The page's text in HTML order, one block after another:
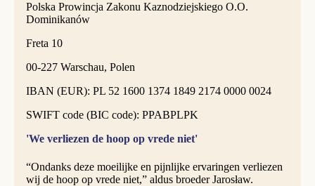
Polska Prowincja Zakonu Kaznodziejskiego O.O.
Dominikanów
Freta 10
00-227 Warschau, Polen
IBAN (EUR): PL 52 1600 1374 1849 2174 0000 0024
SWIFT code (BIC code): PPABPLPK
'We verliezen de hoop op vrede niet'
“Ondanks deze moeilijke en pijnlijke ervaringen verliezen
wij de hoop op vrede niet,” aldus broeder Jarosław.